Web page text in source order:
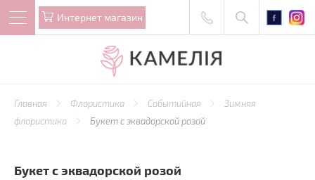
Интернет магазин
Главная Флористика Событийная
Зимняя
флористика
Букет с эквадорской розой
Букет с эквадорской розой